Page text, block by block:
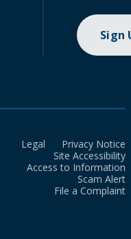
Sign
Legal
Privacy Notice
Site Accessibility
Access to Information
Scam Alert
File a Complaint